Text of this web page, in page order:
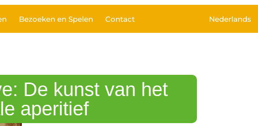
Bezoeken en Spelen Contact Nederlands
De kunst van het
aperitief